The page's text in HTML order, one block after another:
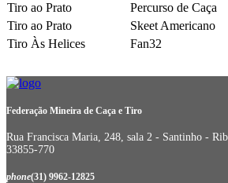
Tiro ao Prato Percurso de Caça
Tiro ao Prato Skeet Americano
Tiro Às Helices Fan32
Federação Mineira de Caça e Tiro
Rua Francisca Maria, 248, sala 2 - Santinho -
33855-770
phone(31) 9962-12825